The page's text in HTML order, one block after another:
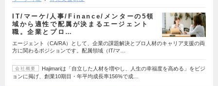
IT/マーケ/人事/Finance/メンターの5領
域から適性で配属が決まるエージェント
職。企業とプロ…
エージェント（CA/RA）として、企業の課題解決とプロ人材のキャリア支援の両
方に関わるポジションです。配属領域（IT/マ…
会社概要
Hajimariは「自立した人材を増やし、人生の幸福度を高める」をビジ
ョンに掲げ、創業10期目・年平均成長率156%で成…